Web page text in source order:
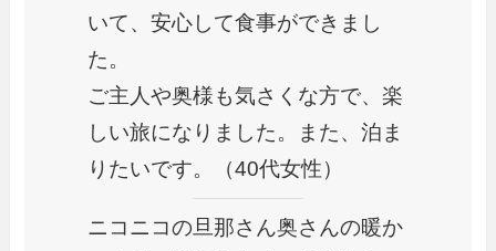
いて、安心して食事ができまし
た。
ご主人や奥様も気さくな方で、楽
しい旅になりました。また、泊ま
りたいです。（40代女性）
ニコニコの旦那さん奥さんの暖か